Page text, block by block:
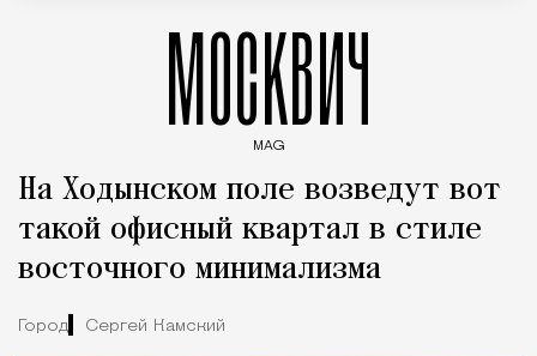
МОСКВИЧ
MAG
На Ходынском поле возведут вот
такой офисный квартал в стиле
восточного минимализма
Город Сергей Камский